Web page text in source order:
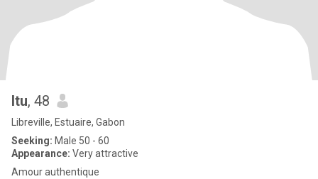
Itu, 48
Libreville, Estuaire, Gabon
Seeking: Male 50 - 60
Appearance: Very attractive
Amour authentique